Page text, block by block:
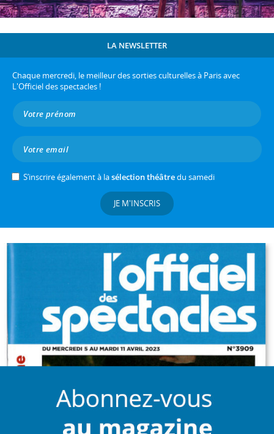
LA NEWSLETTER
Chaque mercredi, le meilleur des sorties culturelles à Paris avec
L'Officiel des spectacles !
S’inscrire également à lasélection théâtredu samedi
JE M'INSCRIS